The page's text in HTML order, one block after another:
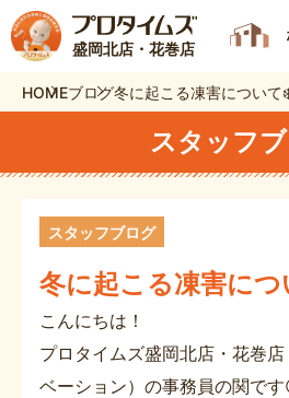
盛岡北店・花巻店
HOMEブログ冬に起こる凍害について
スタッフ
冬に起こる凍害に
スタッフブログ
こんにちは！
プロタイムズ盛岡北店・花巻店
ベーション）の事務員の関です